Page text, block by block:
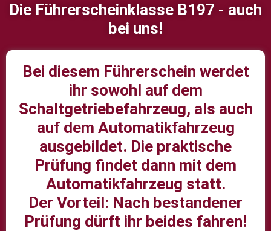
Die Führerscheinklasse B197 - auch
bei uns!
Bei diesem Führerschein werdet
ihr sowohl auf dem
Schaltgetriebefahrzeug, als auch
auf dem Automatikfahrzeug
ausgebildet. Die praktische
Prüfung findet dann mit dem
Automatikfahrzeug statt.
Der Vorteil: Nach bestandener
Prüfung dürft ihr beides fahren!